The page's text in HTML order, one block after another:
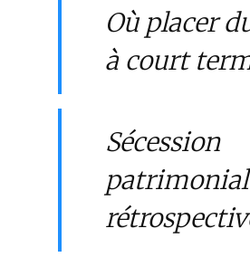
Où placer
à court
Sécession